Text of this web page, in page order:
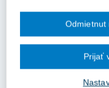
Pre zobrazenie
Odomknite si prístup
Prístup k obsahu
Odmietnut
Prijať